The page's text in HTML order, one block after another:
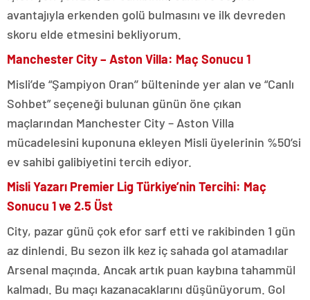
avantajıyla erkenden golü bulmasını ve ilk devreden
skoru elde etmesini bekliyorum.
Manchester City – Aston Villa: Maç Sonucu 1
Misli’de “Şampiyon Oran’’ bülteninde yer alan ve “Canlı
Sohbet” seçeneği bulunan günün öne çıkan
maçlarından Manchester City – Aston Villa
mücadelesini kuponuna ekleyen Misli üyelerinin %50’si
ev sahibi galibiyetini tercih ediyor.
Misli Yazarı Premier Lig Türkiye’nin Tercihi: Maç
Sonucu 1 ve 2.5 Üst
City, pazar günü çok efor sarf etti ve rakibinden 1 gün
az dinlendi. Bu sezon ilk kez iç sahada gol atamadılar
Arsenal maçında. Ancak artık puan kaybına tahammül
kalmadı. Bu maçı kazanacaklarını düşünüyorum. Gol